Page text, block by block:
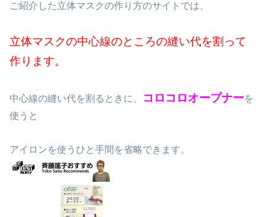
ご紹介した立体マスクの作り方のサイトでは、
立体マスクの中心線のところの縫い代を割って
作ります。
中心線の縫い代を割るときに、 コロコロオープナーを
使うと
アイロンを使うひと手間を省略できます。